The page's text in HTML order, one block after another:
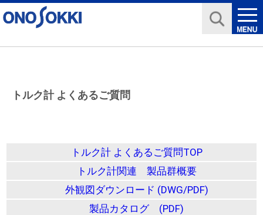
トルク計 よくあるご質問
トルク計 よくあるご質問TOP
トルク計関連 製品群概要
外観図ダウンロード (DWG/PDF)
製品カタログ (PDF)